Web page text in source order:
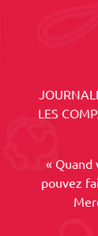
LES
« Quand
pouvez